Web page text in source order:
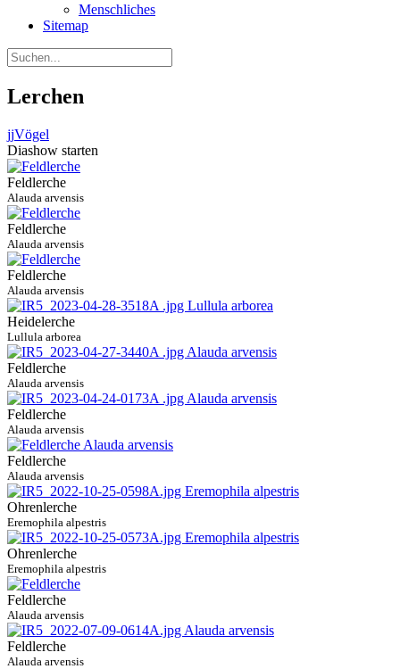
Menschliches
Sitemap
Lerchen
jjVögel
Diashow starten
Feldlerche
Alauda arvensis
Feldlerche
Alauda arvensis
Feldlerche
Alauda arvensis
Heidelerche
Lullula arborea
Feldlerche
Alauda arvensis
Feldlerche
Alauda arvensis
Feldlerche
Alauda arvensis
Ohrenlerche
Eremophila alpestris
Ohrenlerche
Eremophila alpestris
Feldlerche
Alauda arvensis
Feldlerche
Alauda arvensis